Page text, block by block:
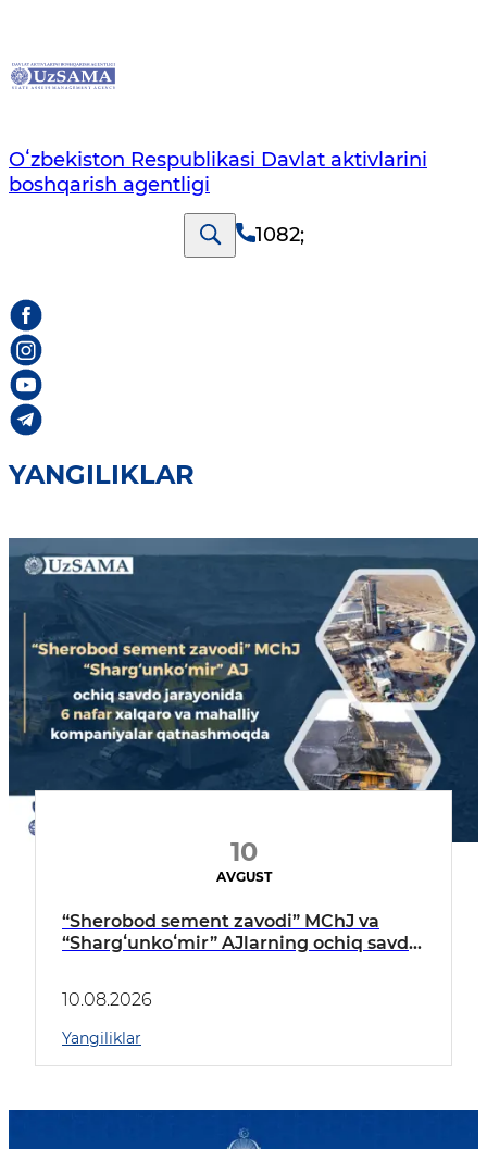
Oʻzbekiston Respublikasi Davlat aktivlarini
boshqarish agentligi
1082;
YANGILIKLAR
10
AVGUST
“Sherobod sement zavodi” MChJ va
“Shargʻunkoʻmir” AJlarning ochiq savdo
10.08.2026
Yangiliklar